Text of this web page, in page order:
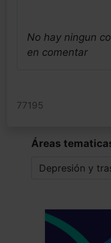
No hay ningun
en comentar
77195
Áreas